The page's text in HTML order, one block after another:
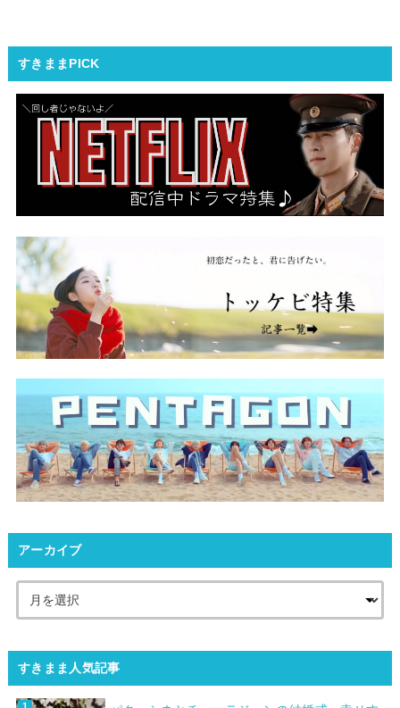
すきままPICK
アーカイブ
すきまま人気記事